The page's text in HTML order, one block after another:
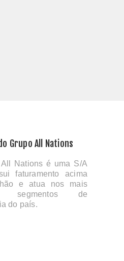
Grupo All Nations
Nations é uma S/A
faturamento acima
e atua nos mais
segmentos de
do país.